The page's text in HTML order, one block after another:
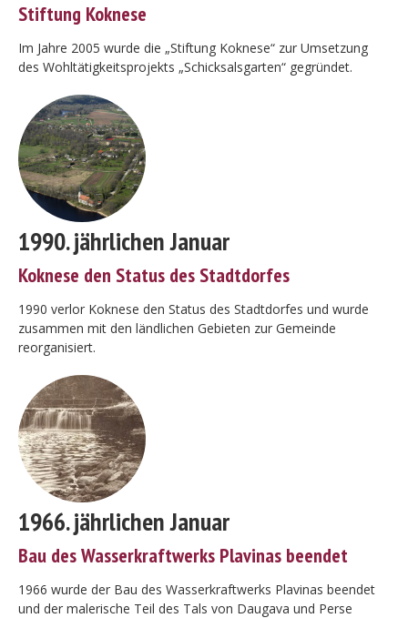
Stiftung Koknese
Im Jahre 2005 wurde die „Stiftung Koknese“ zur Umsetzung
des Wohltätigkeitsprojekts „Schicksalsgarten“ gegründet.
1990. jährlichen Januar
Koknese den Status des Stadtdorfes
1990 verlor Koknese den Status des Stadtdorfes und wurde
zusammen mit den ländlichen Gebieten zur Gemeinde
reorganisiert.
1966. jährlichen Januar
Bau des Wasserkraftwerks Plavinas beendet
1966 wurde der Bau des Wasserkraftwerks Plavinas beendet
und der malerische Teil des Tals von Daugava und Perse